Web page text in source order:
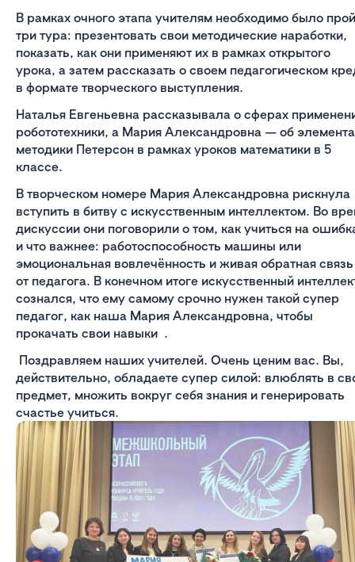
В рамках очного этапа учителям необходимо было
три тура: презентовать свои методические наработки,
показать, как они применяют их в рамках открытого
урока, а затем рассказать о своем педагогическом
в формате творческого выступления.
Наталья Евгеньевна рассказывала о сферах
робототехники, а Мария Александровна — об
методики Петерсон в рамках уроков математики в 5
классе.
В творческом номере Мария Александровна рискнула
вступить в битву с искусственным интеллектом. Во
дискуссии они поговорили о том, как учиться на
и что важнее: работоспособность машины или
эмоциональная вовлечённость и живая обратная связь
от педагога. В конечном итоге искусственный
сознался, что ему самому срочно нужен такой супер
педагог, как наша Мария Александровна, чтобы
прокачать свои навыки .
Поздравляем наших учителей. Очень ценим вас. Вы,
действительно, обладаете супер силой: влюблять в
предмет, множить вокруг себя знания и генерировать
счастье учиться.